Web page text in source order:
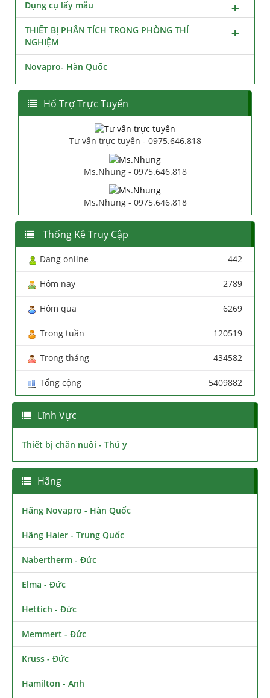
Dụng cụ lấy mẫu
THIẾT BỊ PHÂN TÍCH TRONG PHÒNG THÍ
NGHIỆM
Novapro- Hàn Quốc
Hổ Trợ Trực Tuyến
Tư vấn trực tuyến - 0975.646.818
Ms.Nhung - 0975.646.818
Ms.Nhung - 0975.646.818
Thống Kê Truy Cập
Đang online 442
Hôm nay 2789
Hôm qua 6269
Trong tuần 120519
Trong tháng 434582
Tổng cộng 5409882
Lĩnh Vực
Thiết bị chăn nuôi - Thú y
Hãng
Hãng Novapro - Hàn Quốc
Hãng Haier - Trung Quốc
Nabertherm - Đức
Elma - Đức
Hettich - Đức
Memmert - Đức
Kruss - Đức
Hamilton - Anh